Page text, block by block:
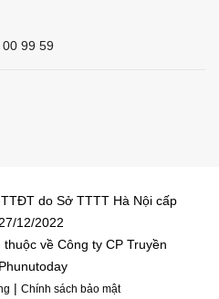
99 59
do Sở TTTT Hà Nội cấp
12/2022
về Công ty CP Truyền
| Chính sách bảo mật